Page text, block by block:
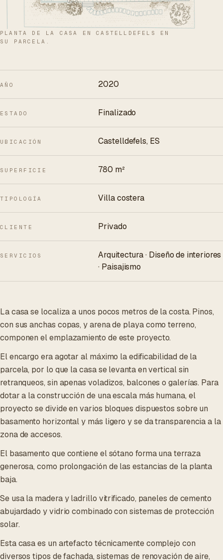
PLANTA DE LA CASA EN CASTELLDEFELS EN
SU PARCELA.
AÑO 2020
ESTADO Finalizado
UBICACIÓN Castelldefels, ES
SUPERFICIE 780 m²
TIPOLOGÍA Villa costera
CLIENTE Privado
SERVICIOS
Arquitectura · Diseño de interiores
· Paisajismo
La casa se localiza a unos pocos metros de la costa. Pinos,
con sus anchas copas, y arena de playa como terreno,
componen el emplazamiento de este proyecto.
El encargo era agotar al máximo la edificabilidad de la
parcela, por lo que la casa se levanta en vertical sin
retranqueos, sin apenas voladizos, balcones o galerías. Para
dotar a la construcción de una escala más humana, el
proyecto se divide en varios bloques dispuestos sobre un
basamento horizontal y más ligero y se da transparencia a la
zona de accesos.
El basamento que contiene el sótano forma una terraza
generosa, como prolongación de las estancias de la planta
baja.
Se usa la madera y ladrillo vitrificado, paneles de cemento
abujardado y vidrio combinado con sistemas de protección
solar.
Esta casa es un artefacto técnicamente complejo con
diversos tipos de fachada, sistemas de renovación de aire,